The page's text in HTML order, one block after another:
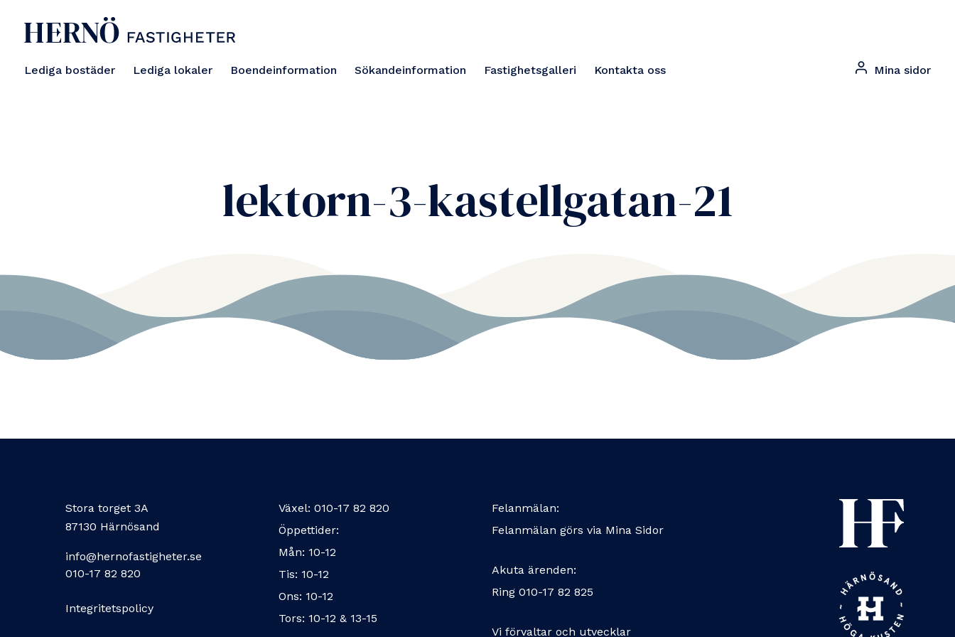
Lediga bostäder Lediga lokaler Boendeinformation Sökandeinformation Fastighetsgalleri Kontakta oss Mina sidor
lektorn-3-kastellgatan-21
Stora torget 3A
87130 Härnösand
info@hernofastigheter.se
010-17 82 820
Integritetspolicy
Växel: 010-17 82 820
Öppettider:
Mån: 10-12
Tis: 10-12
Ons: 10-12
Tors: 10-12 & 13-15
Felanmälan:
Felanmälan görs via Mina Sidor
Akuta ärenden:
Ring 010-17 82 825
Vi förvaltar och utvecklar